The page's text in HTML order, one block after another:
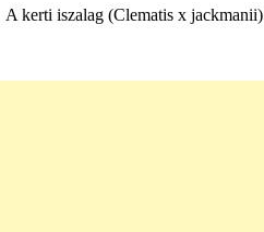
A kerti iszalag (Clematis x jackmanii)